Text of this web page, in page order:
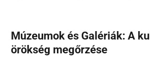
Múzeumok és Galériák: A
örökség megőrzése